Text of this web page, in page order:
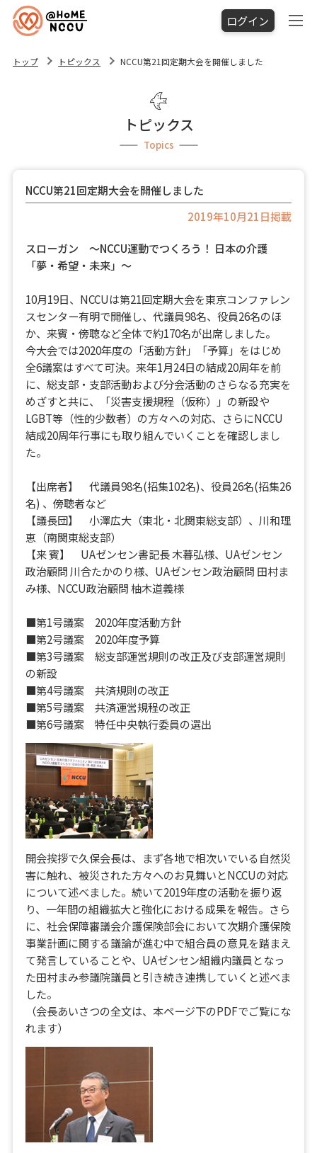
ログイン
トップ トピックス NCCU第21回定期大会を開催しました
トピックス
Topics
NCCU第21回定期大会を開催しました
2019年10月21日掲載
スローガン ～NCCU運動でつくろう！ 日本の介護
「夢・希望・未来」～
10月19日、NCCUは第21回定期大会を東京コンファレン
スセンター有明で開催し、代議員98名、役員26名のほ
か、来賓・傍聴など全体で約170名が出席しました。
今大会では2020年度の「活動方針」「予算」をはじめ
全6議案はすべて可決。来年1月24日の結成20周年を前
に、総支部・支部活動および分会活動のさらなる充実を
めざすと共に、「災害支援規程（仮称）」の新設や
LGBT等（性的少数者）の方々への対応、さらにNCCU
結成20周年行事にも取り組んでいくことを確認しまし
た。
【出席者】 代議員98名(招集102名)、役員26名(招集26
名) 、傍聴者など
【議長団】 小澤広大（東北・北関東総支部）、川和理
恵（南関東総支部）
【来 賓】 UAゼンセン書記長 木暮弘様、UAゼンセン
政治顧問 川合たかのり様、UAゼンセン政治顧問 田村ま
み様、NCCU政治顧問 柚木道義様
■第1号議案 2020年度活動方針
■第2号議案 2020年度予算
■第3号議案 総支部運営規則の改正及び支部運営規則
の新設
■第4号議案 共済規則の改正
■第5号議案 共済運営規程の改正
■第6号議案 特任中央執行委員の選出
開会挨拶で久保会長は、まず各地で相次いでいる自然災
害に触れ、被災された方々へのお見舞いとNCCUの対応
について述べました。続いて2019年度の活動を振り返
り、一年間の組織拡大と強化における成果を報告。さら
に、社会保障審議会介護保険部会において次期介護保険
事業計画に関する議論が進む中で組合員の意見を踏まえ
て発言していることや、UAゼンセン組織内議員となっ
た田村まみ参議院議員と引き続き連携していくと述べま
した。
（会長あいさつの全文は、本ページ下のPDFでご覧にな
れます）